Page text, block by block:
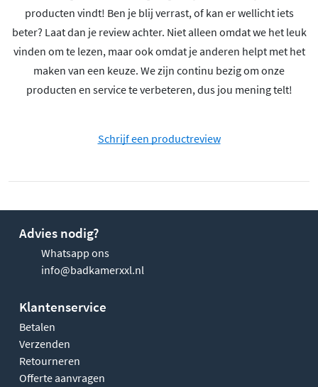
producten vindt! Ben je blij verrast, of kan er wellicht iets
beter? Laat dan je review achter. Niet alleen omdat we het leuk
vinden om te lezen, maar ook omdat je anderen helpt met het
maken van een keuze. We zijn continu bezig om onze
producten en service te verbeteren, dus jou mening telt!
Schrijf een productreview
Advies nodig?
Whatsapp ons
info@badkamerxxl.nl
Klantenservice
Betalen
Verzenden
Retourneren
Offerte aanvragen